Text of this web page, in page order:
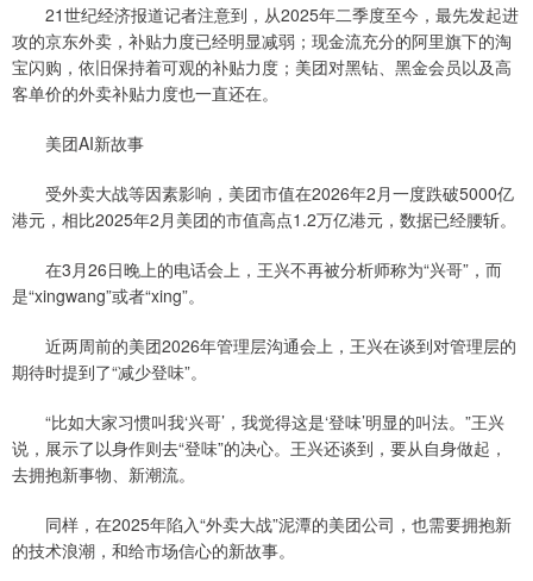
21世纪经济报道记者注意到，从2025年二季度至今，最先发起进
攻的京东外卖，补贴力度已经明显减弱；现金流充分的阿里旗下的淘
宝闪购，依旧保持着可观的补贴力度；美团对黑钻、黑金会员以及高
客单价的外卖补贴力度也一直还在。
美团AI新故事
受外卖大战等因素影响，美团市值在2026年2月一度跌破5000亿
港元，相比2025年2月美团的市值高点1.2万亿港元，数据已经腰斩。
在3月26日晚上的电话会上，王兴不再被分析师称为“兴哥”，而
是“xingwang”或者“xing”。
近两周前的美团2026年管理层沟通会上，王兴在谈到对管理层的
期待时提到了“减少登味”。
“比如大家习惯叫我‘兴哥’，我觉得这是‘登味’明显的叫法。”王兴
说，展示了以身作则去“登味”的决心。王兴还谈到，要从自身做起，
去拥抱新事物、新潮流。
同样，在2025年陷入“外卖大战”泥潭的美团公司，也需要拥抱新
的技术浪潮，和给市场信心的新故事。